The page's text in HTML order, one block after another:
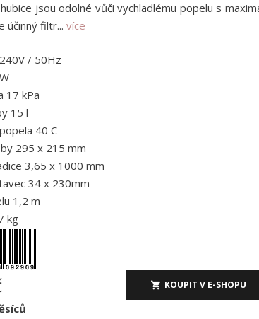
jsou odolné vůči vychladlému popelu s
účinný filtr... více
/ 50Hz
17 kPa
15 l
40 C
295 x 215 mm
3,65 x 1000 mm
34 x 230mm
1,2 m
kg
KOUPIT V E-SHOPU